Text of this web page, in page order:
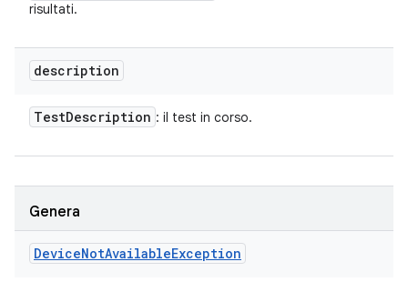
risultati.
description
TestDescription : il test in corso.
Genera
DeviceNotAvailableException